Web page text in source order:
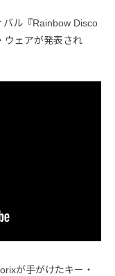
バル『Rainbow Disco
ウェアが発表され
が手がけたキー・